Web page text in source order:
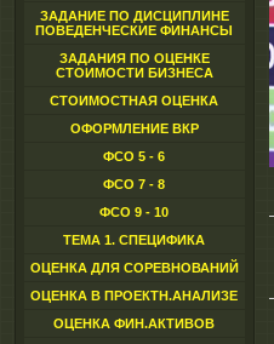
ЗАДАНИЕ ПО ДИСЦИПЛИНЕ
ПОВЕДЕНЧЕСКИЕ ФИНАНСЫ
ЗАДАНИЯ ПО ОЦЕНКЕ
СТОИМОСТИ БИЗНЕСА
СТОИМОСТНАЯ ОЦЕНКА
ОФОРМЛЕНИЕ ВКР
ФСО 5 - 6
ФСО 7 - 8
ФСО 9 - 10
ТЕМА 1. СПЕЦИФИКА
ОЦЕНКА ДЛЯ СОРЕВНОВАНИЙ
ОЦЕНКА В ПРОЕКТН.АНАЛИЗЕ
ОЦЕНКА ФИН.АКТИВОВ